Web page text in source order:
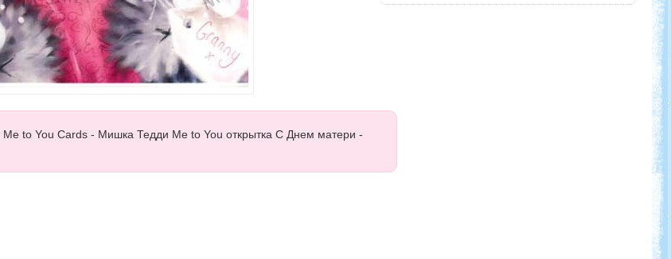
to You Cards - Мишка Тедди Me to You открытка С Днем матери -